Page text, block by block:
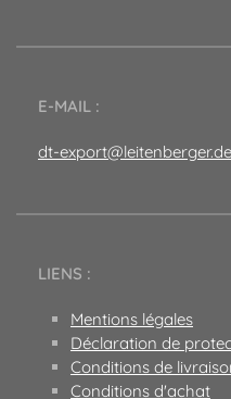
E-MAIL :
dt-export@leitenberger.de
LIENS :
Mentions légales
Déclaration de
Conditions de
Conditions d'achat